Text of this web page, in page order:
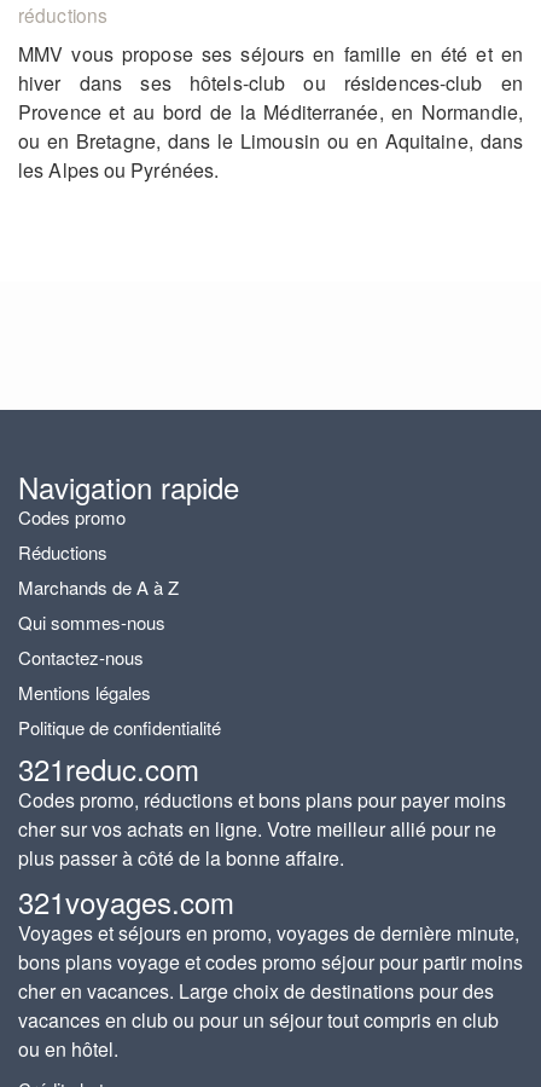
réductions
MMV vous propose ses séjours en famille en été et en
hiver dans ses hôtels-club ou résidences-club en
Provence et au bord de la Méditerranée, en Normandie,
ou en Bretagne, dans le Limousin ou en Aquitaine, dans
les Alpes ou Pyrénées.
Navigation rapide
Codes promo
Réductions
Marchands de A à Z
Qui sommes-nous
Contactez-nous
Mentions légales
Politique de confidentialité
321reduc.com
Codes promo, réductions et bons plans pour payer moins
cher sur vos achats en ligne. Votre meilleur allié pour ne
plus passer à côté de la bonne affaire.
321voyages.com
Voyages et séjours en promo, voyages de dernière minute,
bons plans voyage et codes promo séjour pour partir moins
cher en vacances. Large choix de destinations pour des
vacances en club ou pour un séjour tout compris en club
ou en hôtel.